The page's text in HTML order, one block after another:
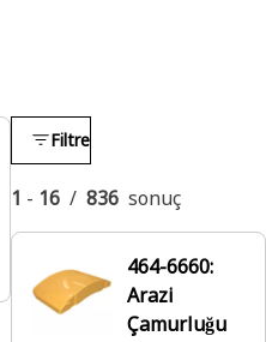
Filtre
1 - 16 / 836 sonuç
464-6660:
Arazi
Çamurluğu